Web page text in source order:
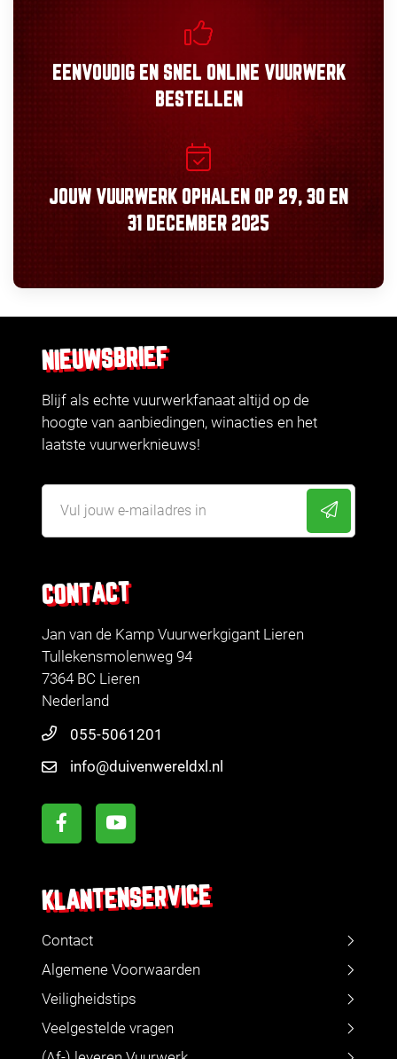
EENVOUDIGEN SNEL ONLINE VUURWERK
BESTELLEN
JOUW VUURWERK OPHALEN OP 29, 30 EN
31 DECEMBER 2025
CONTACT
Jan van de Kamp Vuurwerkgigant Lieren
Tullekensmolenweg 94
7364 BC Lieren
Nederland
055-5061201
info@duivenwereldxl.nl
KLANTENSERVICE
Contact
Algemene Voorwaarden
Veiligheidstips
Veelgestelde vragen
NIEUWSBRIEF
Blijf als echte vuurwerkfanaat altijd op de
hoogte van aanbiedingen, winacties en het
laatste vuurwerknieuws!